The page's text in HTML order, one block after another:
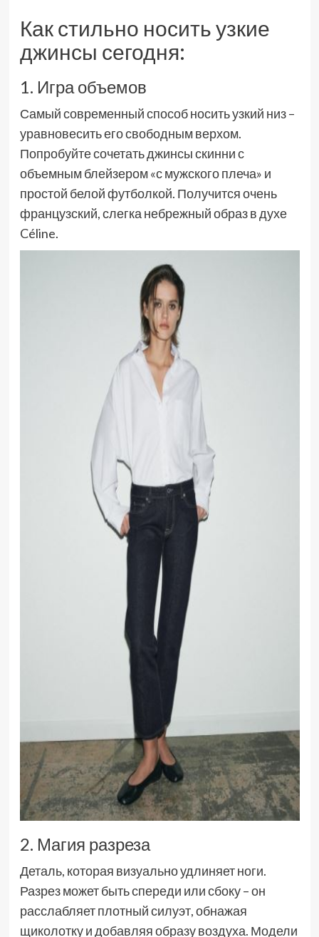
Как стильно носить узкие
джинсы сегодня:
1. Игра объемов
Самый современный способ носить узкий низ –
уравновесить его свободным верхом.
Попробуйте сочетать джинсы скинни с
объемным блейзером «с мужского плеча» и
простой белой футболкой. Получится очень
французский, слегка небрежный образ в духе
Céline.
2. Магия разреза
Деталь, которая визуально удлиняет ноги.
Разрез может быть спереди или сбоку – он
расслабляет плотный силуэт, обнажая
щиколотку и добавляя образу воздуха. Модели